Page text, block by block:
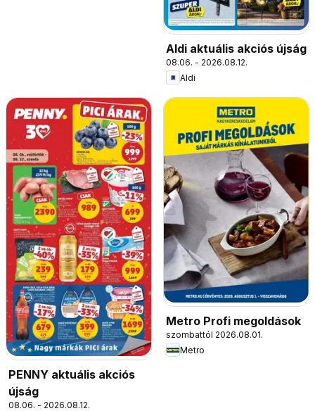
Aldi aktuális akciós újság
08.06. - 2026.08.12.
Aldi
PENNY aktuális akciós
újság
08.06. - 2026.08.12.
Metro Profi megoldások
szombattól 2026.08.01.
Metro